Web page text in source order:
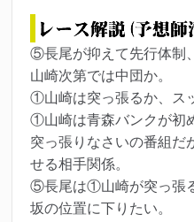
⑤長尾が抑えて先行体
山崎次第では中団か。
①山崎は突っ張るか、ス
①山崎は青森バンクが初
突っ張りなさいの番組だ
せる相手関係。
⑤長尾は①山崎が突っ張
坂の位置に下りたい。